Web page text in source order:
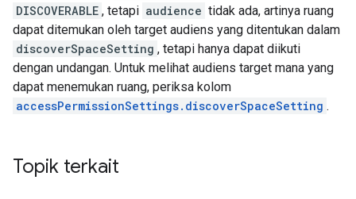
DISCOVERABLE , tetapi audience tidak ada, artinya ruang
dapat ditemukan oleh target audiens yang ditentukan dalam
discoverSpaceSetting , tetapi hanya dapat diikuti
dengan undangan. Untuk melihat audiens target mana yang
dapat menemukan ruang, periksa kolom
accessPermissionSettings.discoverSpaceSetting .
Topik terkait